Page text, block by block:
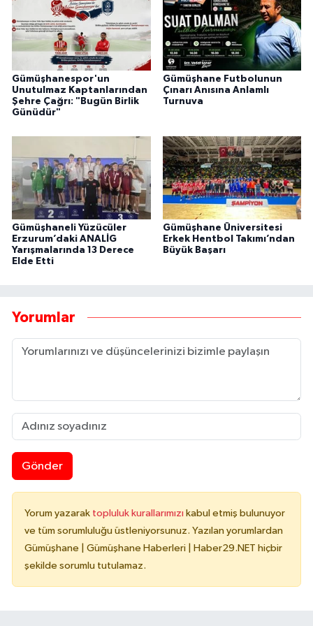
Gümüşhanespor'un
Unutulmaz Kaptanlarından
Şehre Çağrı: "Bugün Birlik
Günüdür"
Gümüşhane Futbolunun
Çınarı Anısına Anlamlı
Turnuva
Gümüşhaneli Yüzücüler
Erzurum’daki ANALİG
Yarışmalarında 13 Derece
Elde Etti
Gümüşhane Üniversitesi
Erkek Hentbol Takımı’ndan
Büyük Başarı
Yorumlar
Gönder
Yorum yazarak topluluk kurallarımızı kabul etmiş bulunuyor
ve tüm sorumluluğu üstleniyorsunuz. Yazılan yorumlardan
Gümüşhane | Gümüşhane Haberleri | Haber29.NET hiçbir
şekilde sorumlu tutulamaz.